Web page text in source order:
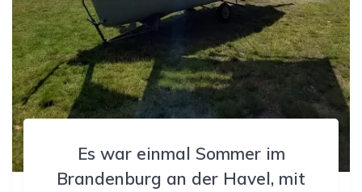
Es war einmal Sommer im
Brandenburg an der Havel, mit